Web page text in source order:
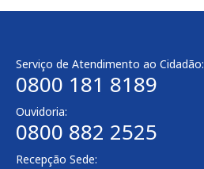
Serviço de Atendimento ao Cidadão:
0800 181 8189
Ouvidoria:
0800 882 2525​
Recepção Sede: